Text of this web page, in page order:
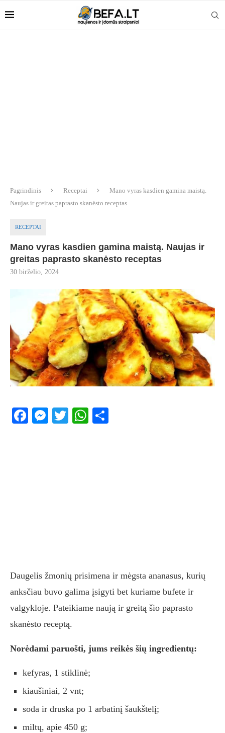
Pagrindinis Receptai
Mano vyras kasdien gamina maistą.
Naujas ir greitas paprasto skanėsto receptas
RECEPTAI
Mano vyras kasdien gamina maistą. Naujas ir
greitas paprasto skanėsto receptas
30 birželio, 2024
Facebook
Messenger
TwitterWhatsApp
Daugelis žmonių prisimena ir mėgsta ananasus, kurių
anksčiau buvo galima įsigyti bet kuriame bufete ir
valgykloje. Pateikiame naują ir greitą šio paprasto
skanėsto receptą.
Norėdami paruošti, jums reikės šių ingredientų:
kefyras, 1 stiklinė;
kiaušiniai, 2 vnt;
soda ir druska po 1 arbatinį šaukštelį;
miltų, apie 450 g;